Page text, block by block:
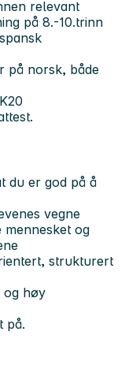
relevant
på 8.-10.trinn
på norsk, både
du er god på å
vegne
og
strukturert
og høy
på.